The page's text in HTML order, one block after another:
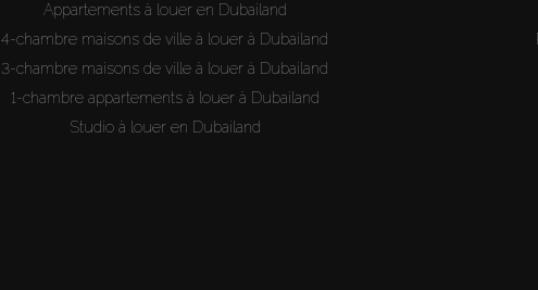
Appartements à louer en Dubailand
4-chambre maisons de ville à louer à Dubailand
3-chambre maisons de ville à louer à Dubailand
1-chambre appartements à louer à Dubailand
Studio à louer en Dubailand